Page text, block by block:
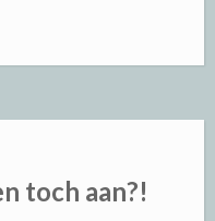
toch aan?!